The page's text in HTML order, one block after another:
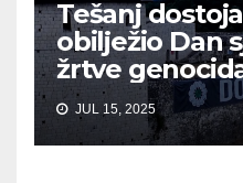
Tešanj
obilježio Dan
žrtve
JUL 15, 2025